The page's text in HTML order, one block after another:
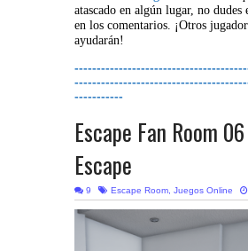
atascado en algún lugar, no dudes
en los comentarios. ¡Otros
ayudarán!
-----------
Escape Fan Room 06
Escape
9 Escape Room, Juegos Online